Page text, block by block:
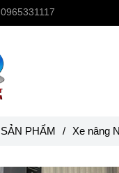
0965331117
SẢN PHẨM / Xe nâng